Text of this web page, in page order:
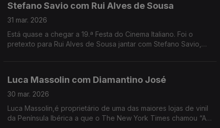
Stefano Savio com Rui Alves de Sousa
31 mar. 2026
Está quase a chegar a 19.ª Festa do Cinema Italiano. Foi o
pretexto para Rui Alves de Sousa jantar com Stefano Savio,
Luca Massolin com Diamantino José
30 mar. 2026
Luca Massolin,é proprietário de uma das maiores lojas de vinil
da Península Ibérica a que o The New York Times chamou “A